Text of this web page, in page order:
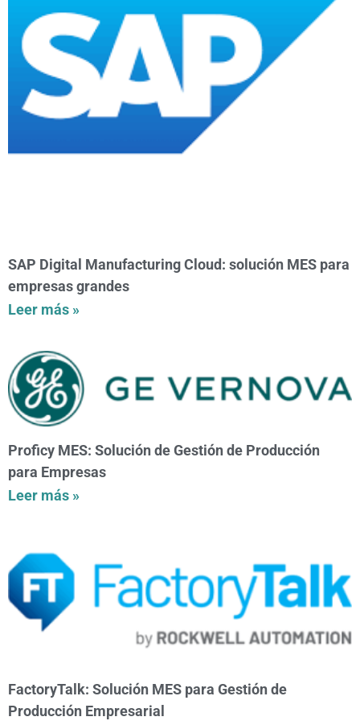
SAP Digital Manufacturing Cloud: solución MES para
empresas grandes
Leer más »
Proficy MES: Solución de Gestión de Producción
para Empresas
Leer más »
FactoryTalk: Solución MES para Gestión de
Producción Empresarial